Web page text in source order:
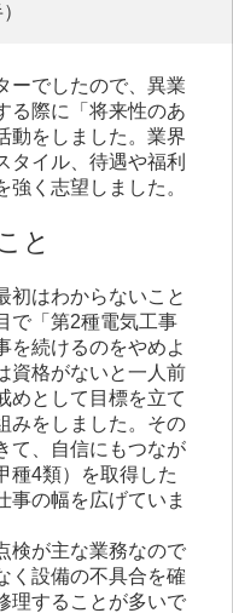
ーでしたので、異業
る際に「将来性のあ
動をしました。業界
タイル、待遇や福利
く志望しました。
と
初はわからないこと
で「第2種電気工事
を続けるのをやめよ
資格がないと一人前
めとして目標を立て
みをしました。その
て、自信にもつなが
種4類）を取得した
事の幅を広げていま
検が主な業務なので
く設備の不具合を確
理することが多いで